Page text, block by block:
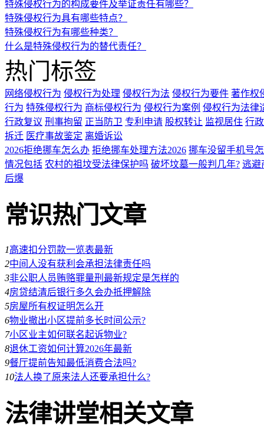
特殊侵权行为的构成要件及举证责任有哪些？
特殊侵权行为具有哪些特点？
特殊侵权行为有哪些种类？
什么是特殊侵权行为的替代责任？
热门标签
网络侵权行为 侵权行为处理 侵权行为法 侵权行为要件 著作权
行为 特殊侵权行为 商标侵权行为 侵权行为案例 侵权行为法律
行政复议 刑事拘留 正当防卫 专利申请 股权转让 监视居住 行
拆迁 医疗事故鉴定 离婚诉讼
2026拒绝挪车怎么办 拒绝挪车处理方法2026 挪车没留手机号
情况包括 农村的祖坟受法律保护吗 破坏坟墓一般判几年? 逃避
后爆
常识热门文章
1高速扣分罚款一览表最新
2中间人没有获利会承担法律责任吗
3非公职人员贿赂罪量刑最新规定是怎样的
4房贷结清后银行多久会办抵押解除
5房屋所有权证明怎么开
6物业撤出小区提前多长时间公示?
7小区业主如何联名起诉物业?
8退休工资如何计算2026年最新
9餐厅提前告知最低消费合法吗?
10法人换了原来法人还要承担什么?
法律讲堂相关文章